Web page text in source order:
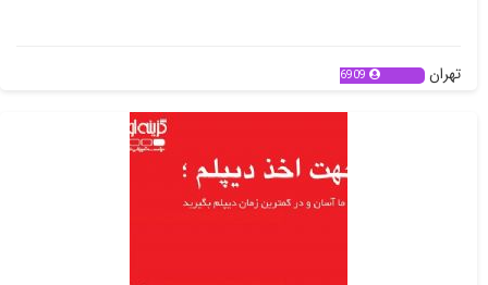
تهران 6909